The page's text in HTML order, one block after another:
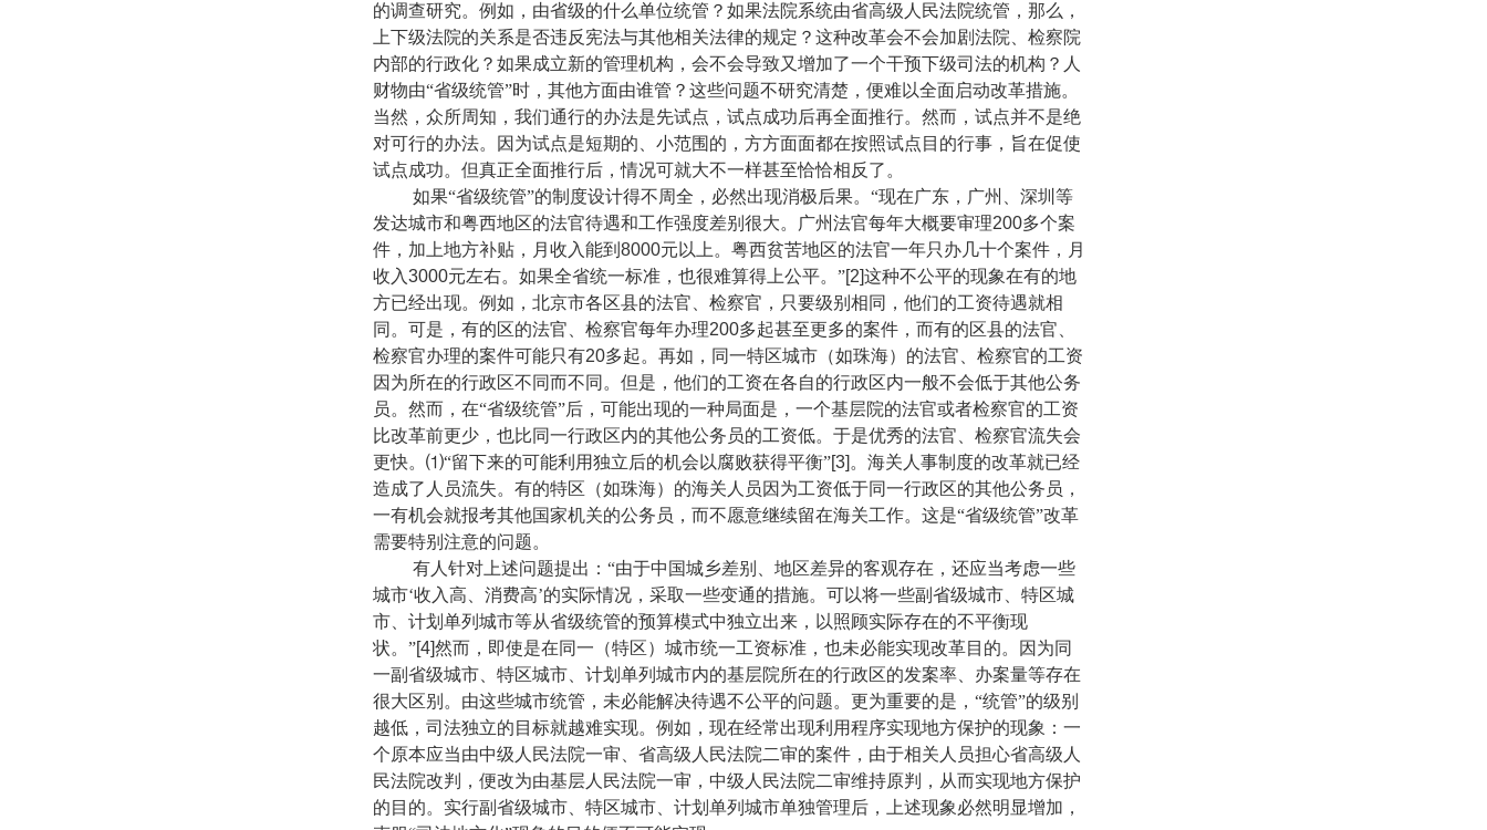
的调查研究。例如，由省级的什么单位统管？如果法院系统由省高级人民法院统管，那么，
上下级法院的关系是否违反宪法与其他相关法律的规定？这种改革会不会加剧法院、检察院
内部的行政化？如果成立新的管理机构，会不会导致又增加了一个干预下级司法的机构？人
财物由“省级统管”时，其他方面由谁管？这些问题不研究清楚，便难以全面启动改革措施。
当然，众所周知，我们通行的办法是先试点，试点成功后再全面推行。然而，试点并不是绝
对可行的办法。因为试点是短期的、小范围的，方方面面都在按照试点目的行事，旨在促使
试点成功。但真正全面推行后，情况可就大不一样甚至恰恰相反了。
如果“省级统管”的制度设计得不周全，必然出现消极后果。“现在广东，广州、深圳等
发达城市和粤西地区的法官待遇和工作强度差别很大。广州法官每年大概要审理200多个案
件，加上地方补贴，月收入能到 8000元以上。粤西贫苦地区的法官一年只办几十个案件，月
收入3000元左右。如果全省统一标准，也很难算得上公平。”[2]这种不公平的现象在有的地
方已经出现。例如，北京市各区县的法官、检察官，只要级别相同，他们的工资待遇就相
同。可是，有的区的法官、检察官每年办理200多起甚至更多的案件，而有的区县的法官、
检察官办理的案件可能只有20多起。再如，同一特区城市（如珠海）的法官、检察官的工资
因为所在的行政区不同而不同。但是，他们的工资在各自的行政区内一般不会低于其他公务
员。然而，在“省级统管”后，可能出现的一种局面是，一个基层院的法官或者检察官的工资
比改革前更少，也比同一行政区内的其他公务员的工资低。于是优秀的法官、检察官流失会
更快。⑴“留下来的可能利用独立后的机会以腐败获得平衡”[3] 。海关人事制度的改革就已经
造成了人员流失。有的特区（如珠海）的海关人员因为工资低于同一行政区的其他公务员，
一有机会就报考其他国家机关的公务员，而不愿意继续留在海关工作。这是“省级统管”改革
需要特别注意的问题。
有人针对上述问题提出：“由于中国城乡差别、地区差异的客观存在，还应当考虑一些
城市‘收入高、消费高’的实际情况，采取一些变通的措施。可以将一些副省级城市、特区城
市、计划单列城市等从省级统管的预算模式中独立出来，以照顾实际存在的不平衡现
状。”[4]然而，即使是在同一（特区）城市统一工资标准，也未必能实现改革目的。因为同
一副省级城市、特区城市、计划单列城市内的基层院所在的行政区的发案率、办案量等存在
很大区别。由这些城市统管，未必能解决待遇不公平的问题。更为重要的是，“统管”的级别
越低，司法独立的目标就越难实现。例如，现在经常出现利用程序实现地方保护的现象：一
个原本应当由中级人民法院一审、省高级人民法院二审的案件，由于相关人员担心省高级人
民法院改判，便改为由基层人民法院一审，中级人民法院二审维持原判，从而实现地方保护
的目的。实行副省级城市、特区城市、计划单列城市单独管理后，上述现象必然明显增加，